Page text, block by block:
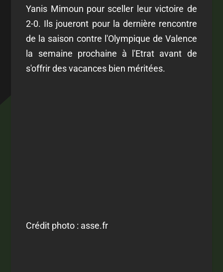
Yanis Mimoun pour sceller leur victoire de
2-0. Ils joueront pour la dernière rencontre
de la saison contre l'Olympique de Valence
la semaine prochaine à l'Etrat avant de
s'offrir des vacances bien méritées.
Crédit photo : asse.fr